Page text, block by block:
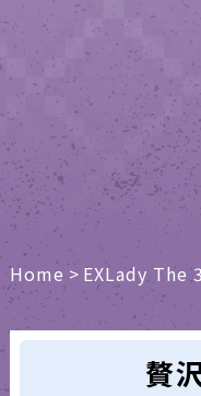
Home > EXLady The
贅